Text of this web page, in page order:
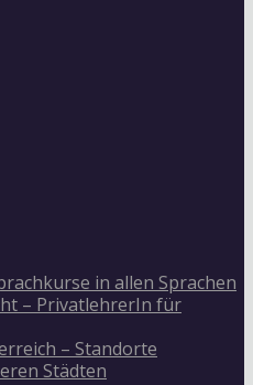
in allen Sprachen
– PrivatlehrerIn für
– Standorte
Städten